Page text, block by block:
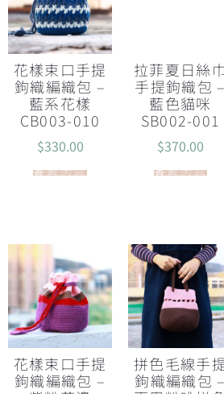
花樣束口手提
鉤織編織包 –
藍系花樣
CB003-010
$330.00
查看內容
拉菲夏日絲巾
手提鉤織包 –
藍色貓咪
SB002-001
$370.00
查看內容
花樣束口手提
鉤織編織包 –
拼色毛線手
鉤織編織包 –